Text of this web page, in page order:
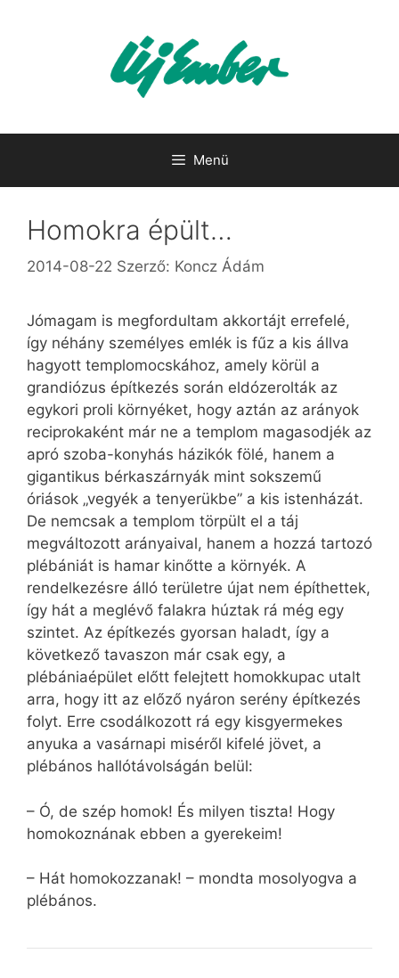
Menü
Homokra épült…
2014-08-22 Szerző: Koncz Ádám
Jómagam is megfordultam akkortájt errefelé,
így néhány személyes emlék is fűz a kis állva
hagyott templomocskához, amely körül a
grandiózus építkezés során eldózerolták az
egykori proli környéket, hogy aztán az arányok
reciprokaként már ne a templom magasodjék az
apró szoba-konyhás házikók fölé, hanem a
gigantikus bérkaszárnyák mint sokszemű
óriások „vegyék a tenyerükbe” a kis istenházát.
De nemcsak a templom törpült el a táj
megváltozott arányaival, hanem a hozzá tartozó
plébániát is hamar kinőtte a környék. A
rendelkezésre álló területre újat nem építhettek,
így hát a meglévő falakra húztak rá még egy
szintet. Az építkezés gyorsan haladt, így a
következő tavaszon már csak egy, a
plébániaépület előtt felejtett homokkupac utalt
arra, hogy itt az előző nyáron serény építkezés
folyt. Erre csodálkozott rá egy kisgyermekes
anyuka a vasárnapi miséről kifelé jövet, a
plébános hallótávolságán belül:
– Ó, de szép homok! És milyen tiszta! Hogy
homokoznának ebben a gyerekeim!
– Hát homokozzanak! – mondta mosolyogva a
plébános.